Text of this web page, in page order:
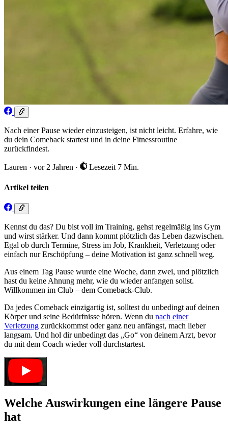
Nach einer Pause wieder einzusteigen, ist nicht leicht. Erfahre, wie
du dein Comeback startest und in deine Fitnessroutine
zurückfindest.
Lauren · vor 2 Jahren · Lesezeit 7 Min.
Artikel teilen
Kennst du das? Du bist voll im Training, gehst regelmäßig ins Gym
und wirst stärker. Und dann kommt plötzlich das Leben dazwischen.
Egal ob durch Termine, Stress im Job, Krankheit, Verletzung oder
einfach nur Erschöpfung – deine Motivation ist ganz schnell weg.
Aus einem Tag Pause wurde eine Woche, dann zwei, und plötzlich
hast du keine Ahnung mehr, wie du wieder anfangen sollst.
Willkommen im Club – dem Comeback-Club.
Da jedes Comeback einzigartig ist, solltest du unbedingt auf deinen
Körper und seine Bedürfnisse hören. Wenn du nach einer
Verletzung zurückkommst oder ganz neu anfängst, mach lieber
langsam. Und hol dir unbedingt das „Go“ von deinem Arzt, bevor
du mit dem Coach wieder voll durchstartest.
Welche Auswirkungen eine längere Pause
hat